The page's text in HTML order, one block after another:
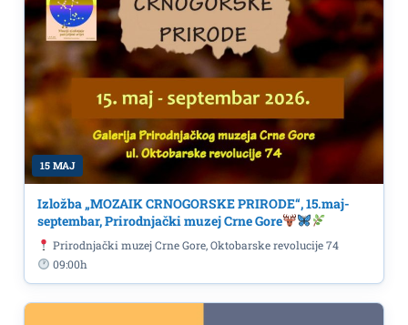
15 MAJ
Izložba „MOZAIK CRNOGORSKE PRIRODE“, 15.maj-
septembar, Prirodnjački muzej Crne Gore
Prirodnjački muzej Crne Gore, Oktobarske revolucije 74
09:00h